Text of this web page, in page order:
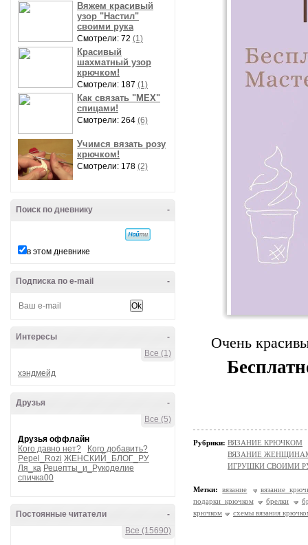
Вяжем красивый
узор "Настил"
своими рука
Смотрели: 72 (1)
Красивый
шахматный узор
крючком!
Смотрели: 187 (1)
Как связать "МЕХ"
спицами!
Смотрели: 264 (6)
Учимся вязать розу
крючком!
Смотрели: 178 (2)
-
Поиск по дневнику
в этом дневнике
-
Подписка по e-mail
-
Интересы
Все (1)
хэндмейд
-
Друзья
Все (5)
Друзья оффлайн
Кого давно нет?
Кого добавить?
Pepel_Rozi ЖЕНСКИЙ_БЛОГ_РУ
Ля_ка Рецепты_и_Рукоделие
спичка00
-
Постоянные читатели
Все (15690)
Очень
Рубрики: ВЯЗАНИЕ КРЮЧКОМ
ВЯЗАНИЕ
ИГРУШКИ СВОИМИ
Метки: вязание
вязание
подарки крючком
брелки
крючком
схемы вязания